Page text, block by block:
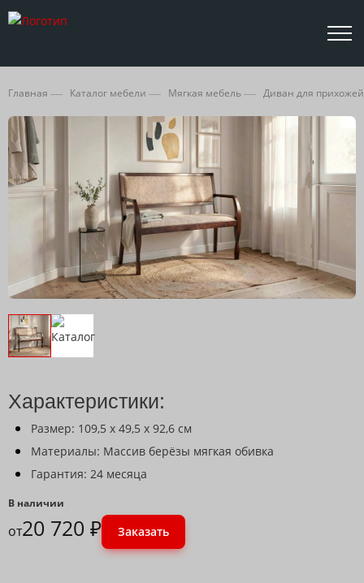
Главная Каталог мебели Мягкая мебель Диван для прихожей
Характеристики:
Размер: 109,5 x 49,5 x 92,6 см
Материалы: Массив берёзы мягкая обивка
Гарантия: 24 месяца
В наличии
от20 720 ₽ Заказать